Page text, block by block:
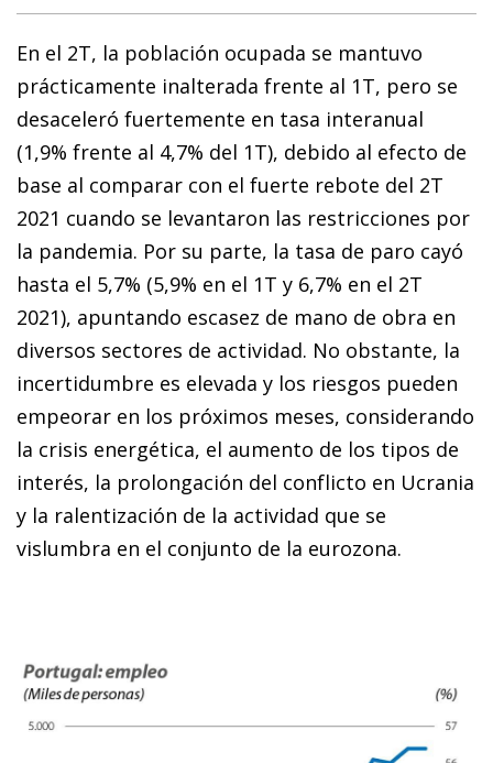
En el 2T, la población ocupada se mantuvo
prácticamente inalterada frente al 1T, pero se
desaceleró fuertemente en tasa inter­­anual
(1,9% frente al 4,7% del 1T), debido al efecto de
base al comparar con el fuerte rebote del 2T
2021 cuando se levantaron las restricciones por
la pandemia. Por su parte, la tasa de paro cayó
hasta el 5,7% (5,9% en el 1T y 6,7% en el 2T
2021), apuntando escasez de mano de obra en
diversos sectores de actividad. No obstante, la
incertidumbre es elevada y los riesgos pueden
empeorar en los próximos meses, considerando
la crisis energética, el aumento de los tipos de
interés, la prolongación del conflicto en Ucrania
y la ralentización de la actividad que se
vislumbra en el conjunto de la eurozona.